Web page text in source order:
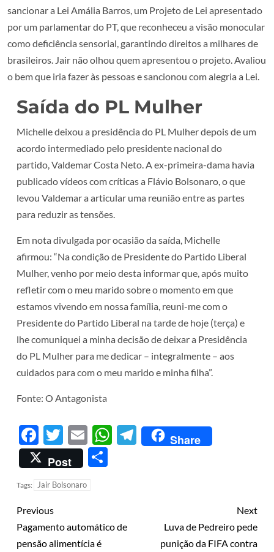
sancionar a Lei Amália Barros, um Projeto de Lei apresentado
por um parlamentar do PT, que reconheceu a visão monocular
como deficiência sensorial, garantindo direitos a milhares de
brasileiros. Jair não olhou quem apresentou o projeto. Avaliou
o bem que iria fazer às pessoas e sancionou com alegria a Lei.
Saída do PL Mulher
Michelle deixou a presidência do PL Mulher depois de um
acordo intermediado pelo presidente nacional do
partido, Valdemar Costa Neto. A ex-primeira-dama havia
publicado vídeos com críticas a Flávio Bolsonaro, o que
levou Valdemar a articular uma reunião entre as partes
para reduzir as tensões.
Em nota divulgada por ocasião da saída, Michelle
afirmou: “Na condição de Presidente do Partido Liberal
Mulher, venho por meio desta informar que, após muito
refletir com o meu marido sobre o momento em que
estamos vivendo em nossa família, reuni-me com o
Presidente do Partido Liberal na tarde de hoje (terça) e
lhe comuniquei a minha decisão de deixar a Presidência
do PL Mulher para me dedicar – integralmente – aos
cuidados para com o meu marido e minha filha”.
Fonte: O Antagonista
Facebook
Twitter
EmailWhatsApp
Telegram
Share
Post
Tags: Jair Bolsonaro
Previous
Pagamento automático de
pensão alimentícia é
Next
Luva de Pedreiro pede
punição da FIFA contra